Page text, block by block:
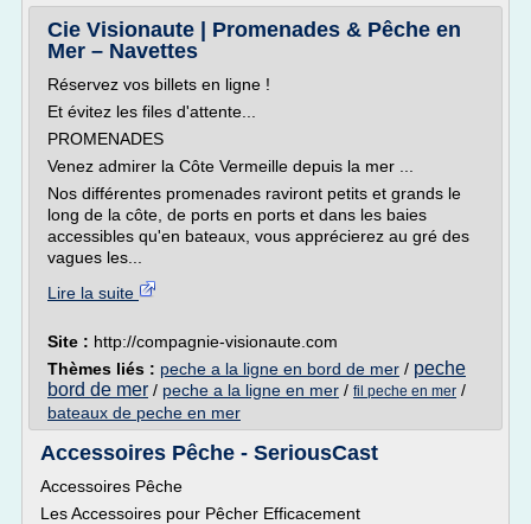
Cie Visionaute | Promenades & Pêche en
Mer – Navettes
Réservez vos billets en ligne !
Et évitez les files d'attente...
PROMENADES
Venez admirer la Côte Vermeille depuis la mer ...
Nos différentes promenades raviront petits et grands le
long de la côte, de ports en ports et dans les baies
accessibles qu'en bateaux, vous apprécierez au gré des
vagues les...
Lire la suite
Site : http://compagnie-visionaute.com
Thèmes liés : peche a la ligne en bord de mer / peche
bord de mer / peche a la ligne en mer / fil peche en mer /
bateaux de peche en mer
Accessoires Pêche - SeriousCast
Accessoires Pêche
Les Accessoires pour Pêcher Efficacement